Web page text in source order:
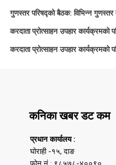
गुणस्तर परिषद्को बैठक: विभिन्न गुणस्तर
करदाता प्रोत्साहन उपहार कार्यक्रमको
करदाता प्रोत्साहन उपहार कार्यक्रमको
कनिका खबर डट कम
प्रधान कार्यालय :
घोराही -१५, दाङ